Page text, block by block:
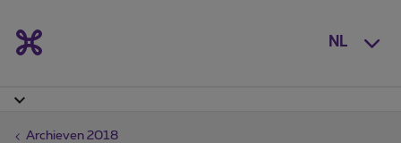
NL
Archieven 2018